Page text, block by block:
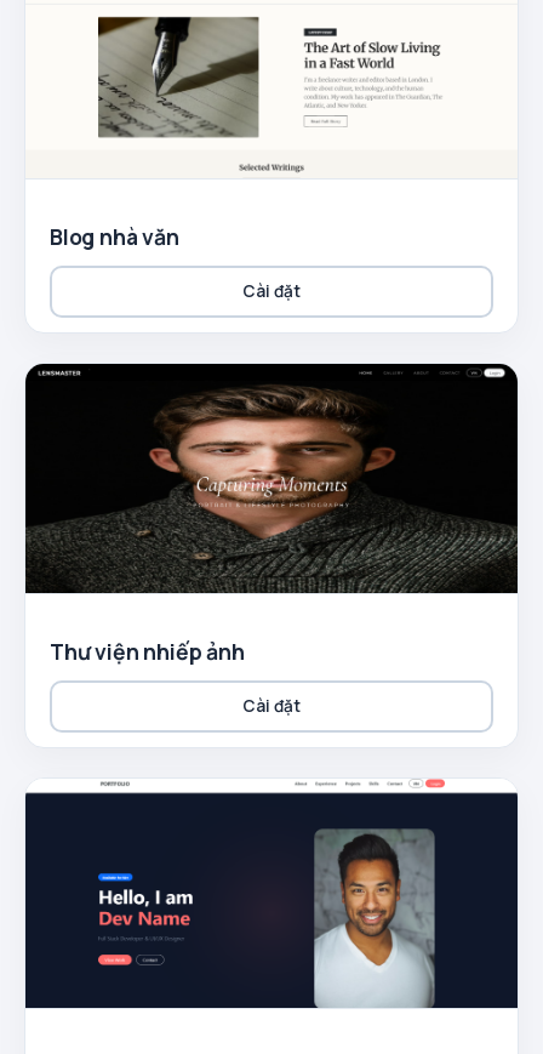
Blog nhà văn
Cài đặt
Thư viện nhiếp ảnh
Cài đặt